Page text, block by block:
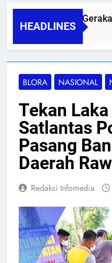
HEADLINES
PAPA SIDINI,
06/08/2026
BLORA NASIONAL
Tekan
Satlantas
Pasang
Daerah
Redaksi Infomedia